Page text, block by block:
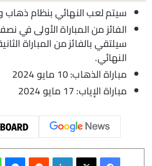
سيتم لعب النهائي بنظام ذهاب
الفائز من المباراة الأولى في
سيلتقي بالفائز من المباراة
النهائي.
مباراة الذهاب: 10 مايو 2024
مباراة الإياب: 17 مايو 2024
فيسبوك ‫X لينكدإن